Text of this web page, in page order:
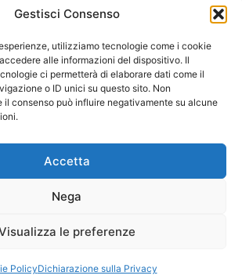
Gestisci Consenso
utilizziamo tecnologie come i cookie
alle informazioni del dispositivo. Il
ci permetterà di elaborare dati come il
o ID unici su questo sito. Non
il consenso può influire negativamente su alcune
Accetta
Nega
le preferenze
PolicyDichiarazione sulla Privacy
prof. Francesco Tomasello,…
TARIFFE
AGEVOLATE
DELLA
METROMARE
PER
PENDOLARI
CALABRESI
Stampa | Powered by